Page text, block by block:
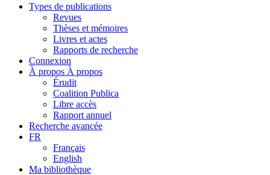
Types de publications
Revues
Thèses et mémoires
Livres et actes
Rapports de recherche
Connexion
À propos À propos
Érudit
Coalition Publica
Libre accès
Rapport annuel
Recherche avancée
FR
Français
English
Ma bibliothèque